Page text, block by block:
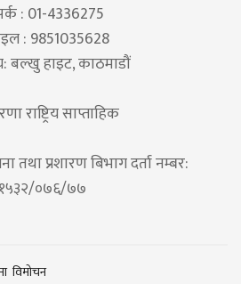
: 01-4336275
: 9851035628
बल्खु हाइट, काठमाडौं
राष्ट्रिय साप्ताहिक
तथा प्रशारण बिभाग दर्ता नम्बर:
१५३२/०७६/७७
विमोचन